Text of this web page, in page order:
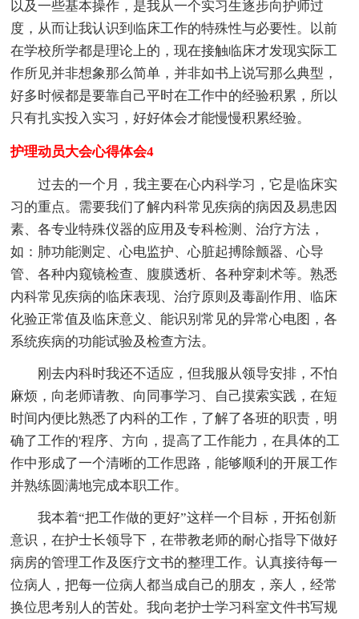
以及一些基本操作，是我从一个实习生逐步向护师过
度，从而让我认识到临床工作的特殊性与必要性。以前
在学校所学都是理论上的，现在接触临床才发现实际工
作所见并非想象那么简单，并非如书上说写那么典型，
好多时候都是要靠自己平时在工作中的经验积累，所以
只有扎实投入实习，好好体会才能慢慢积累经验。
护理动员大会心得体会4
过去的一个月，我主要在心内科学习，它是临床实
习的重点。需要我们了解内科常见疾病的病因及易患因
素、各专业特殊仪器的应用及专科检测、治疗方法，
如：肺功能测定、心电监护、心脏起搏除颤器、心导
管、各种内窥镜检查、腹膜透析、各种穿刺术等。熟悉
内科常见疾病的临床表现、治疗原则及毒副作用、临床
化验正常值及临床意义、能识别常见的异常心电图，各
系统疾病的功能试验及检查方法。
刚去内科时我还不适应，但我服从领导安排，不怕
麻烦，向老师请教、向同事学习、自己摸索实践，在短
时间内便比熟悉了内科的工作，了解了各班的职责，明
确了工作的'程序、方向，提高了工作能力，在具体的工
作中形成了一个清晰的工作思路，能够顺利的开展工作
并熟练圆满地完成本职工作。
我本着“把工作做的更好”这样一个目标，开拓创新
意识，在护士长领导下，在带教老师的耐心指导下做好
病房的管理工作及医疗文书的整理工作。认真接待每一
位病人，把每一位病人都当成自己的朋友，亲人，经常
换位思考别人的苦处。我向老护士学习科室文件书写规